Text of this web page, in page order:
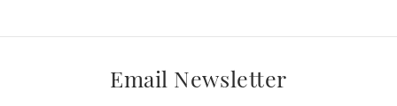
Email Newsletter